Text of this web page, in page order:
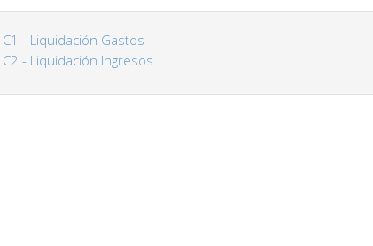
C1 - Liquidación Gastos
C2 - Liquidación Ingresos